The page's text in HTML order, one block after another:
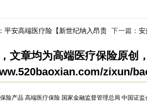
平安高端医疗险【新世纪纳入昂贵 下一篇： 安
文章均为高端医疗保险原创
zixun/
险产品 高端医疗保险 国家金融监督管理总局 中国证监